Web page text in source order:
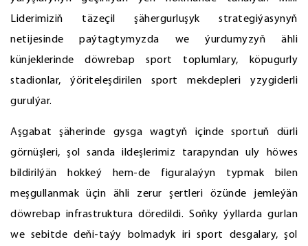
Liderimiziň täzeçil şähergurluşyk strategiýasynyň
netijesinde paýtagtymyzda we ýurdumyzyň ähli
künjeklerinde döwrebap sport toplumlary, köpugurly
stadionlar, ýöriteleşdirilen sport mekdepleri yzygiderli
gurulýar.
Aşgabat şäherinde gysga wagtyň içinde sportuň dürli
görnüşleri, şol sanda ildeşlerimiz tarapyndan uly höwes
bildirilýän hokkeý hem-de figuralaýyn typmak bilen
meşgullanmak üçin ähli zerur şertleri özünde jemleýän
döwrebap infrastruktura döredildi. Soňky ýyllarda gurlan
we sebitde deňi-taýy bolmadyk iri sport desgalary, şol